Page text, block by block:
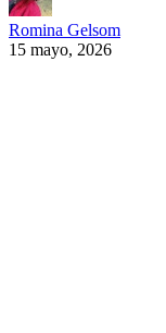
Romina Gelsom
15 mayo, 2026